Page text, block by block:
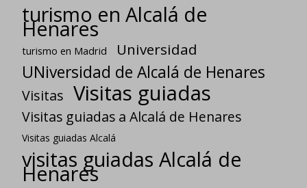
turismo en Alcalá de
Henares
turismo en Madrid Universidad
UNiversidad de Alcalá de Henares
Visitas Visitas guiadas
Visitas guiadas a Alcalá de Henares
Visitas guiadas Alcalá
visitas guiadas Alcalá de
Henares